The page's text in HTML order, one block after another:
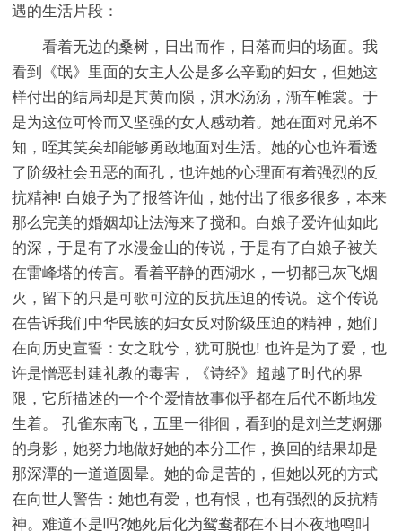
遇的生活片段：
看着无边的桑树，日出而作，日落而归的场面。我
看到《氓》里面的女主人公是多么辛勤的妇女，但她这
样付出的结局却是其黄而陨，淇水汤汤，渐车帷裳。于
是为这位可怜而又坚强的女人感动着。她在面对兄弟不
知，咥其笑矣却能够勇敢地面对生活。她的心也许看透
了阶级社会丑恶的面孔，也许她的心理面有着强烈的反
抗精神! 白娘子为了报答许仙，她付出了很多很多，本来
那么完美的婚姻却让法海来了搅和。白娘子爱许仙如此
的深，于是有了水漫金山的传说，于是有了白娘子被关
在雷峰塔的传言。看着平静的西湖水，一切都已灰飞烟
灭，留下的只是可歌可泣的反抗压迫的传说。这个传说
在告诉我们中华民族的妇女反对阶级压迫的精神，她们
在向历史宣誓：女之耽兮，犹可脱也! 也许是为了爱，也
许是憎恶封建礼教的毒害，《诗经》超越了时代的界
限，它所描述的一个个爱情故事似乎都在后代不断地发
生着。 孔雀东南飞，五里一徘徊，看到的是刘兰芝婀娜
的身影，她努力地做好她的本分工作，换回的结果却是
那深潭的一道道圆晕。她的命是苦的，但她以死的方式
在向世人警告：她也有爱，也有恨，也有强烈的反抗精
神。难道不是吗?她死后化为鸳鸯都在不日不夜地鸣叫